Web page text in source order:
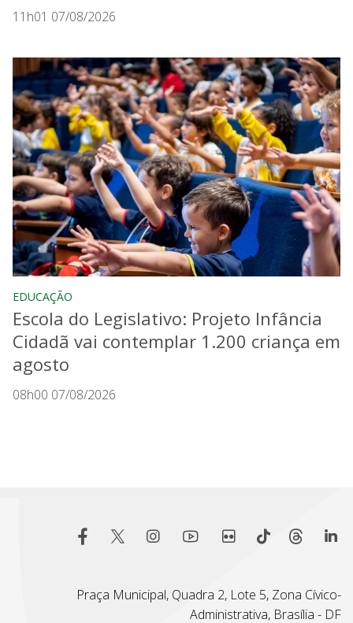
11h01 07/08/2026
EDUCAÇÃO
Escola do Legislativo: Projeto Infância
Cidadã vai contemplar 1.200 criança em
agosto
08h00 07/08/2026
Praça Municipal, Quadra 2, Lote 5, Zona Cívico-
Administrativa, Brasília - DF